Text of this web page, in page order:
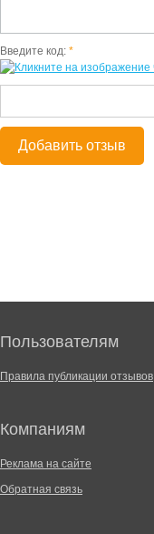
Введите код: *
Добавить отзыв
Пользователям
Правила публикации отзывов
Компаниям
Реклама на сайте
Обратная связь